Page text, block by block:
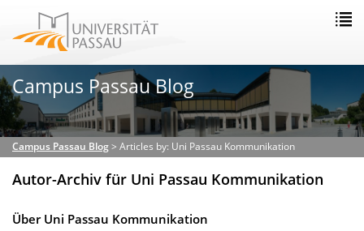
Campus Passau Blog
Campus Passau Blog> Articles by: Uni Passau Kommunikation
Autor-Archiv für Uni Passau Kommunikation
Über Uni Passau Kommunikation